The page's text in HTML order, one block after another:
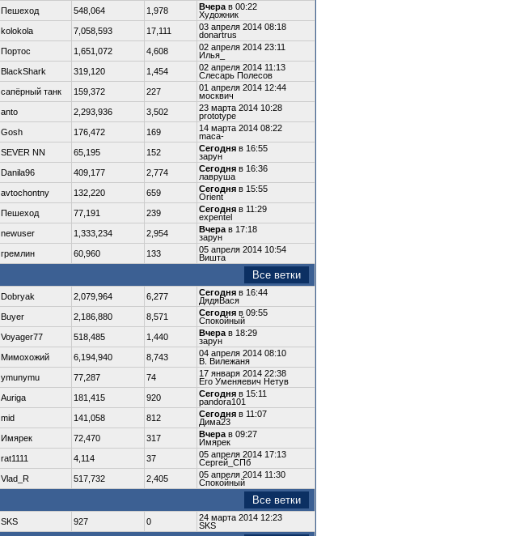
Пешеход 548,064 1,978 Вчера в 00:22
Художник
kolokola 7,058,593 17,111
03 апреля 2014 08:18
donartrus
Портос 1,651,072 4,608
02 апреля 2014 23:11
Илья_
BlackShark 319,120 1,454
02 апреля 2014 11:13
Слесарь Полесов
сапёрный танк 159,372 227
01 апреля 2014 12:44
москвич
anto 2,293,936 3,502
23 марта 2014 10:28
prototype
Gosh 176,472 169
14 марта 2014 08:22
maca-
SEVER NN 65,195 152 Сегодня в 16:55
зарун
Danila96 409,177 2,774 Сегодня в 16:36
лавруша
avtochontny 132,220 659 Сегодня в 15:55
Orient
Пешеход 77,191 239 Сегодня в 11:29
expentel
newuser 1,333,234 2,954 Вчера в 17:18
зарун
гремлин 60,960 133
05 апреля 2014 10:54
Вишта
Все ветки
Dobryаk 2,079,964 6,277 Сегодня в 16:44
ДядяВася
Buyer 2,186,880 8,571 Сегодня в 09:55
Спокойный
Voyager77 518,485 1,440 Вчера в 18:29
зарун
Мимохожий 6,194,940 8,743
04 апреля 2014 08:10
В. Вилежаня
ymunymu 77,287 74
17 января 2014 22:38
Его Уменяевич Нетув
Auriga 181,415 920 Сегодня в 15:11
pandora101
mid 141,058 812 Сегодня в 11:07
Дима23
Имярек 72,470 317 Вчера в 09:27
Имярек
rat1111 4,114 37
05 апреля 2014 17:13
Сергей_СПб
Vlad_R 517,732 2,405
05 апреля 2014 11:30
Спокойный
Все ветки
SKS 927 0
24 марта 2014 12:23
SKS